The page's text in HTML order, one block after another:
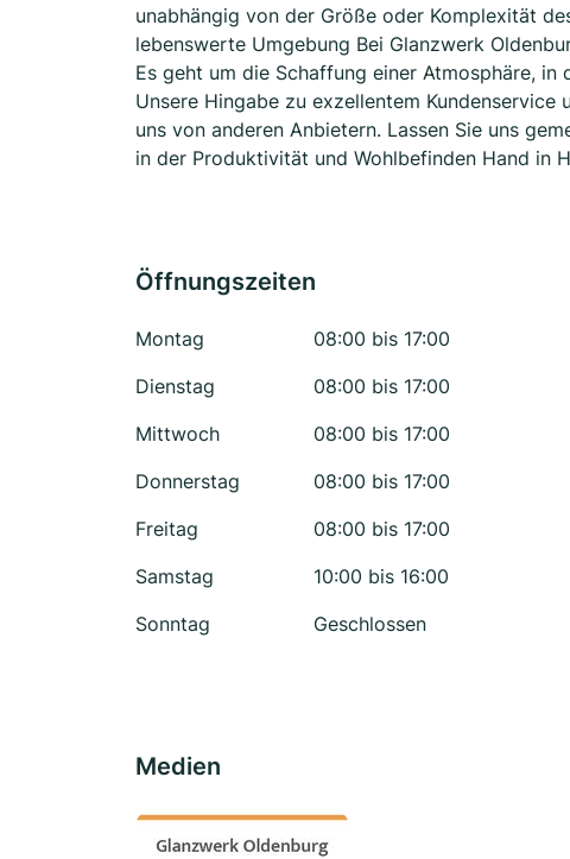
unabhängig von der Größe oder Komplexität
lebenswerte Umgebung Bei Glanzwerk
Es geht um die Schaffung einer Atmosphäre,
Unsere Hingabe zu exzellentem
uns von anderen Anbietern. Lassen Sie uns
in der Produktivität und Wohlbefinden Hand in
Öffnungszeiten
Montag
08:00 bis 17:00
Dienstag
08:00 bis 17:00
Mittwoch
08:00 bis 17:00
Donnerstag
08:00 bis 17:00
Freitag
08:00 bis 17:00
Samstag
10:00 bis 16:00
Sonntag
Geschlossen
Medien